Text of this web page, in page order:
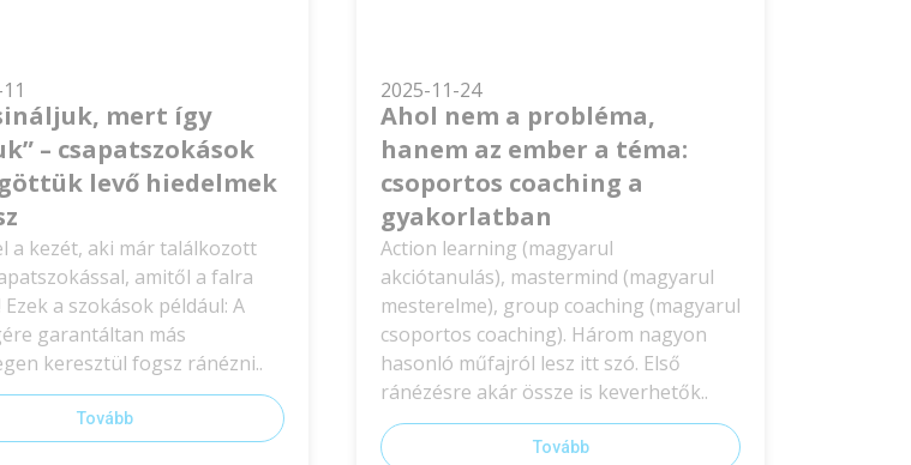
mert így
– csapatszokások
levő hiedelmek
a kezét, aki már találkozott
amitől a falra
a szokások például: A
garantáltan más
keresztül fogsz ránézni..
Tovább
2025-11-24
Ahol nem a probléma,
hanem az ember a téma:
csoportos coaching a
gyakorlatban
Action learning (magyarul
akciótanulás), mastermind (magyarul
mesterelme), group coaching (magyarul
csoportos coaching). Három nagyon
hasonló műfajról lesz itt szó. Első
ránézésre akár össze is keverhetők..
Tovább